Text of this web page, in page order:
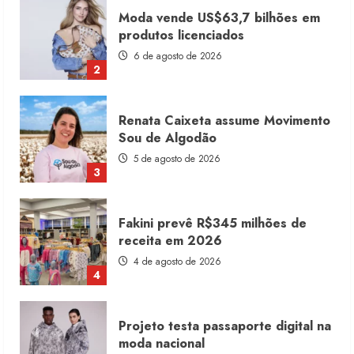
3
Renata Caixeta assume Movimento
Sou de Algodão
5 de agosto de 2026
4
Fakini prevê R$345 milhões de
receita em 2026
4 de agosto de 2026
5
Projeto testa passaporte digital na
moda nacional
4 de agosto de 2026
Dia dos Pais reforça retomada da
moda no varejo